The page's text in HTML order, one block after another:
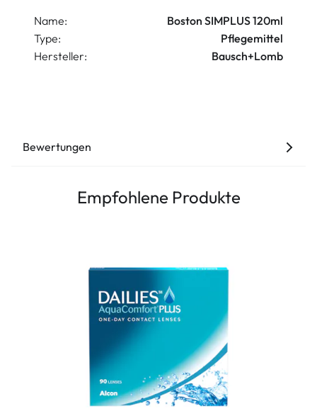
Name:
Boston SIMPLUS 120ml
Type:
Pflegemittel
Hersteller:
Bausch+Lomb
Bewertungen
Empfohlene Produkte